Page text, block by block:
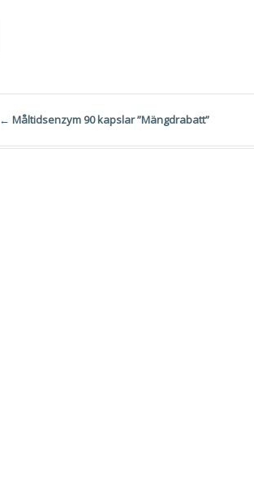
← Måltidsenzym 90 kapslar ”Mängdrabatt”